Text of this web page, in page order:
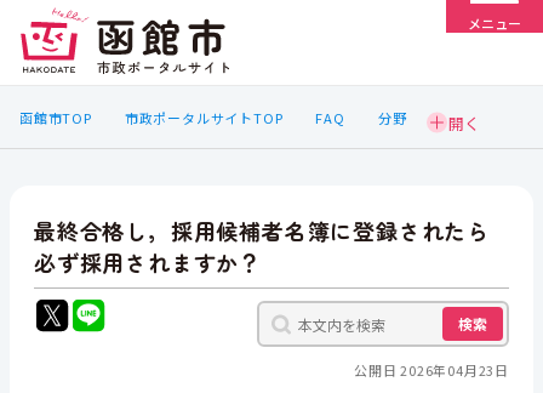
メニュー
函館市TOP 市政ポータルサイトTOP FAQ 分野
最終合格し，採用候補者名簿に登録されたら
必ず採用されますか？
検索
公開日 2026年04月23日